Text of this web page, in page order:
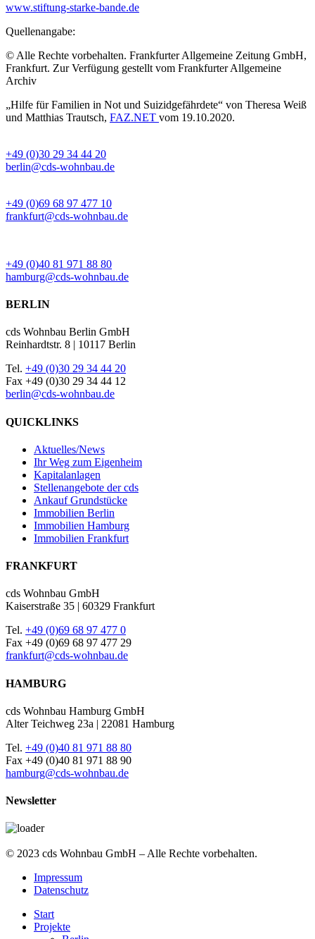
www.stiftung-starke-bande.de
Quellenangabe:
© Alle Rechte vorbehalten. Frankfurter Allgemeine Zeitung GmbH,
Frankfurt. Zur Verfügung gestellt vom Frankfurter Allgemeine
Archiv
„Hilfe für Familien in Not und Suizidgefährdete“ von Theresa Weiß
und Matthias Trautsch, FAZ.NET vom 19.10.2020.
+49 (0)30 29 34 44 20
berlin@cds-wohnbau.de
+49 (0)69 68 97 477 10
frankfurt@cds-wohnbau.de
+49 (0)40 81 971 88 80
hamburg@cds-wohnbau.de
BERLIN
cds Wohnbau Berlin GmbH
Reinhardtstr. 8 | 10117 Berlin
Tel. +49 (0)30 29 34 44 20
Fax +49 (0)30 29 34 44 12
berlin@cds-wohnbau.de
QUICKLINKS
Aktuelles/News
Ihr Weg zum Eigenheim
Kapitalanlagen
Stellenangebote der cds
Ankauf Grundstücke
Immobilien Berlin
Immobilien Hamburg
Immobilien Frankfurt
FRANKFURT
cds Wohnbau GmbH
Kaiserstraße 35 | 60329 Frankfurt
Tel. +49 (0)69 68 97 477 0
Fax +49 (0)69 68 97 477 29
frankfurt@cds-wohnbau.de
HAMBURG
cds Wohnbau Hamburg GmbH
Alter Teichweg 23a | 22081 Hamburg
Tel. +49 (0)40 81 971 88 80
Fax +49 (0)40 81 971 88 90
hamburg@cds-wohnbau.de
Newsletter
© 2023 cds Wohnbau GmbH – Alle Rechte vorbehalten.
Impressum
Datenschutz
Start
Projekte